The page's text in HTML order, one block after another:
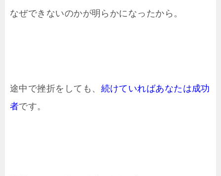
なぜできないのかが明らかになったから。
途中で挫折をしても、 続けていればあなたは成功
者です。